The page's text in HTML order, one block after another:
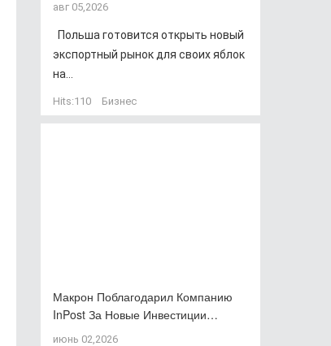
авг 05,2026
Польша готовится открыть новый
экспортный рынок для своих яблок
на...
Hits:110 Бизнес
Макрон Поблагодарил Компанию
InPost За Новые Инвестиции…
июнь 02,2026